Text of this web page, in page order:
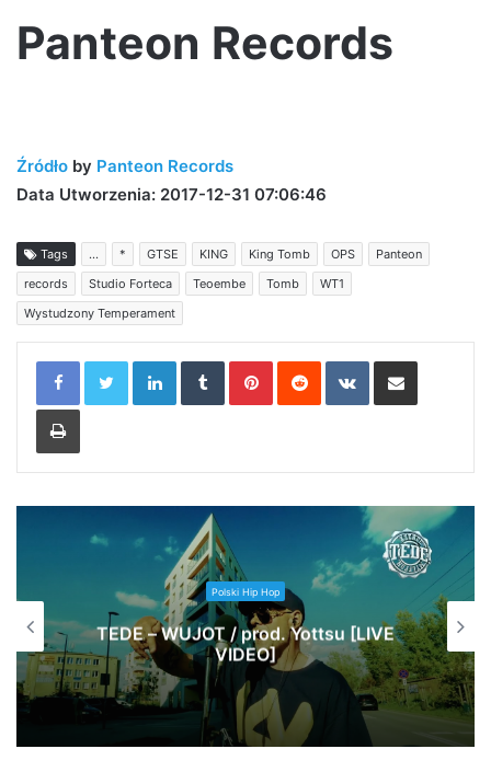
Panteon Records
Źródło by Panteon Records
Data Utworzenia: 2017-12-31 07:06:46
Tags ... * GTSE KING King Tomb OPS
Panteon
records
Studio Forteca Teoembe Tomb
WT1
Wystudzony Temperament
LinkedInTumblrPinterestReddit VKontakteShare via Email
Print
Polski Hip Hop
TEDE – WUJOT / prod. Yottsu [LIVE
VIDEO]